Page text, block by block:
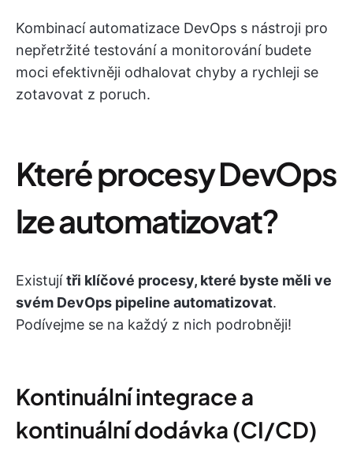
Kombinací automatizace DevOps s nástroji pro
nepřetržité testování a monitorování budete
moci efektivněji odhalovat chyby a rychleji se
zotavovat z poruch.
Které procesy DevOps
lze automatizovat?
Existujítři klíčové procesy, které byste měli ve
svém DevOps pipeline automatizovat.
Podívejme se na každý z nich podrobněji!
Kontinuální integrace a
kontinuální dodávka (CI/CD)